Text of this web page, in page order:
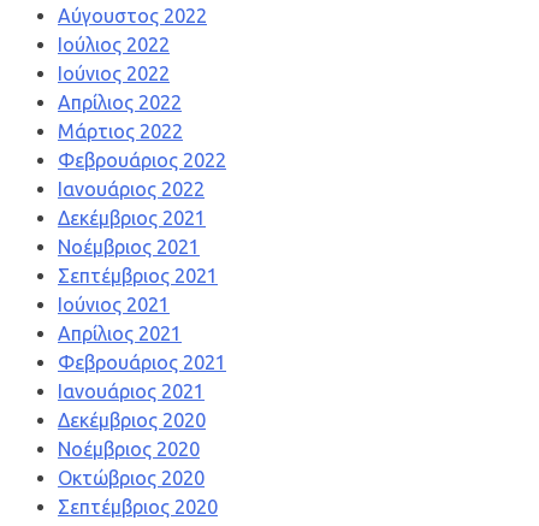
Αύγουστος 2022
Ιούλιος 2022
Ιούνιος 2022
Απρίλιος 2022
Μάρτιος 2022
Φεβρουάριος 2022
Ιανουάριος 2022
Δεκέμβριος 2021
Νοέμβριος 2021
Σεπτέμβριος 2021
Ιούνιος 2021
Απρίλιος 2021
Φεβρουάριος 2021
Ιανουάριος 2021
Δεκέμβριος 2020
Νοέμβριος 2020
Οκτώβριος 2020
Σεπτέμβριος 2020